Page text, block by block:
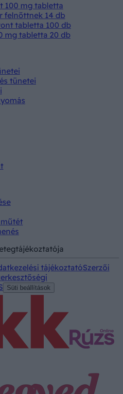
100 mg tabletta
felnőttnek 14 db
tabletta 100 db
mg tabletta 20 db
tünetei
tájékoztatóSzerzői
Süti beállítások